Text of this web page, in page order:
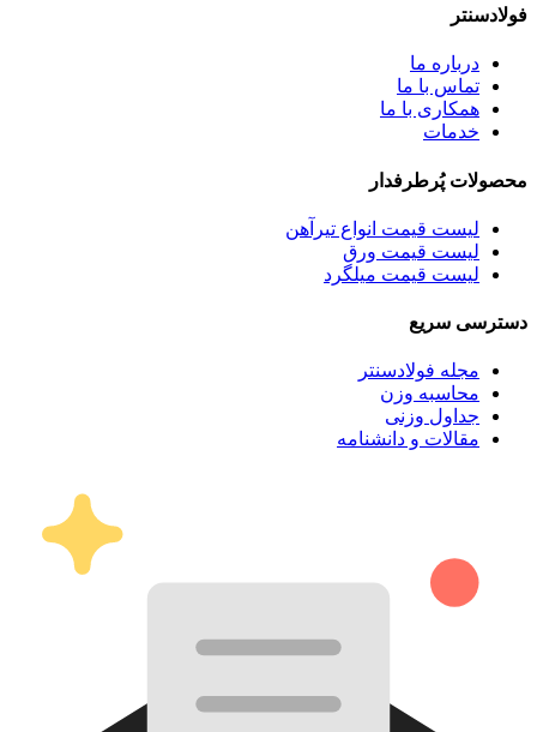
فولادسنتر
درباره ما
تماس با ما
همکاری با ما
خدمات
محصولات پُرطرفدار
لیست قیمت انواع تیرآهن
لیست قیمت ورق
لیست قیمت میلگرد
دسترسی سریع
مجله فولادسنتر
محاسبه وزن
جداول وزنی
مقالات و دانشنامه